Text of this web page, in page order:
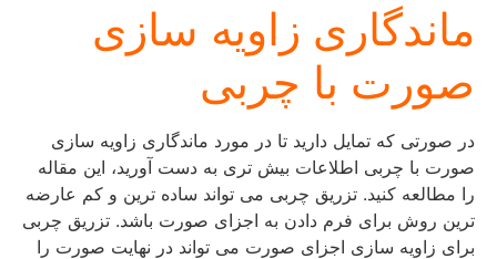
ماندگاری زاویه سازی
صورت با چربی
در صورتی که تمایل دارید تا در مورد ماندگاری زاویه سازی
صورت با چربی اطلاعات بیش تری به دست آورید، این مقاله
را مطالعه کنید. تزریق چربی می تواند ساده ترین و کم عارضه
ترین روش برای فرم دادن به اجزای صورت باشد. تزریق چربی
برای زاویه سازی اجزای صورت می تواند در نهایت صورت را